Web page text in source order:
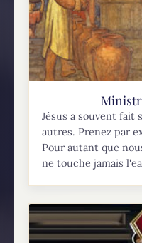
Jésus a souvent fait
autres. Prenez par
Pour autant que
ne touche jamais